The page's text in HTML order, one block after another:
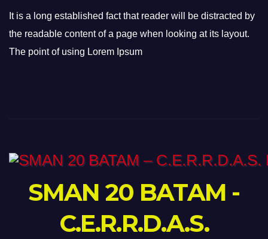
It is a long established fact that reader will be distracted by
the readable content of a page when looking at its layout.
The point of using Lorem Ipsum
SMAN 20 BATAM -
C.E.R.R.D.A.S.